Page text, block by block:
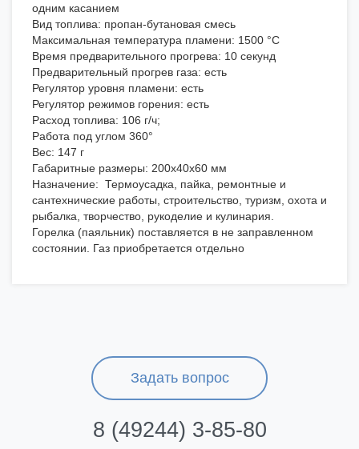
одним касанием
Вид топлива: пропан-бутановая смесь
Максимальная температура пламени: 1500 °С
Время предварительного прогрева: 10 секунд
Предварительный прогрев газа: есть
Регулятор уровня пламени: есть
Регулятор режимов горения: есть
Расход топлива: 106 г/ч;
Работа под углом 360°
Вес: 147 г
Габаритные размеры: 200х40х60 мм
Назначение: Термоусадка, пайка, ремонтные и
сантехнические работы, строительство, туризм, охота и
рыбалка, творчество, рукоделие и кулинария.
Горелка (паяльник) поставляется в не заправленном
состоянии. Газ приобретается отдельно
Задать вопрос
8 (49244) 3-85-80